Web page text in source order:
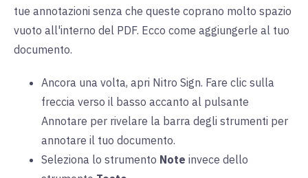
tue annotazioni senza che queste coprano molto spazio
vuoto all'interno del PDF. Ecco come aggiungerle al tuo
documento.
Ancora una volta, apri Nitro Sign. Fare clic sulla
freccia verso il basso accanto al pulsante
Annotare per rivelare la barra degli strumenti per
annotare il tuo documento.
Seleziona lo strumento Note invece dello